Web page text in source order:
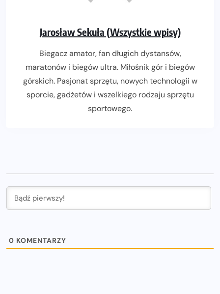
Jarosław Sekuła (Wszystkie wpisy)
Biegacz amator, fan długich dystansów,
maratonów i biegów ultra. Miłośnik gór i biegów
górskich. Pasjonat sprzętu, nowych technologii w
sporcie, gadżetów i wszelkiego rodzaju sprzętu
sportowego.
0 KOMENTARZY